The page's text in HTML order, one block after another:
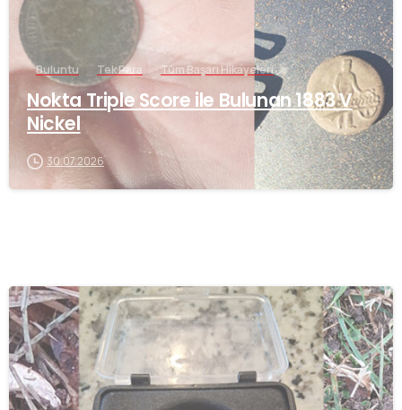
Buluntu Tek Para Tüm Başarı Hikayeleri
Nokta Triple Score ile Bulunan 1883 V
Nickel
30.07.2026
-